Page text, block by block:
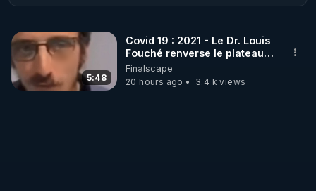
🌱 LA BOUTIQUE DU MAGAZINE
Pour obtenir les anciens numéros que vous avez
5:48
Covid 19 : 2021 - Le Dr. Louis
Fouché renverse le plateau
de CNews !
Finalscape
20 hours ago
3.4 k views